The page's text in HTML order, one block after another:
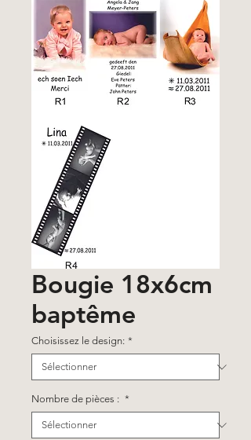
Bougie 18x6cm
baptême
Choisissez le design: *
Nombre de pièces : *